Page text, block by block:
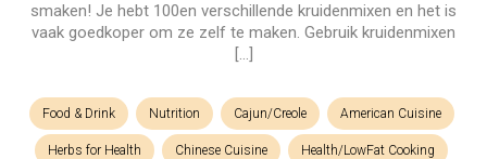
smaken! Je hebt 100en verschillende kruidenmixen en het is
vaak goedkoper om ze zelf te maken. Gebruik kruidenmixen
[…]
Food & Drink Nutrition Cajun/Creole American Cuisine
Herbs for Health Chinese Cuisine Health/LowFat Cooking